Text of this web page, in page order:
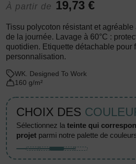
À partir de 19,73 €
Tissu polycoton résistant et agréable
de la journée. Lavage à 60°C :
quotidien. Etiquette détachable pour
personnalisation.
WK. Designed To Work
160 g/m²
CHOIX DES
sélectionnez lateinte qui
projet parmi notre palette de